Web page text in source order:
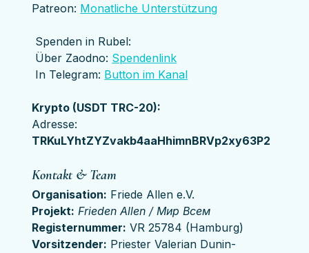
Patreon: Monatliche Unterstützung
Spenden in Rubel:
Über Zaodno: Spendenlink
In Telegram: Button im Kanal
Krypto (USDT TRC-20):
Adresse:
TRKuLYhtZYZvakb4aaHhimnBRVp2xy63P2
Kontakt & Team
Organisation: Friede Allen e.V.
Projekt: Frieden Allen / Мир Всем
Registernummer: VR 25784 (Hamburg)
Vorsitzender: Priester Valerian Dunin-